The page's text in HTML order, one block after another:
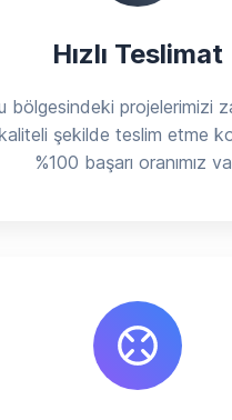
Hızlı Teslimat
bölgesindeki projelerimizi
şekilde teslim etme
%100 başarı oranımız